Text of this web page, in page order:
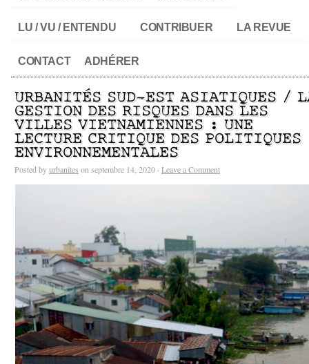
LU / VU / ENTENDU CONTRIBUER LA REVUE
CONTACT ADHÉRER
URBANITÉS SUD-EST ASIATIQUES /
GESTION DES RISQUES DANS LES
VILLES VIETNAMIENNES : UNE
LECTURE CRITIQUE DES POLITIQUES
ENVIRONNEMENTALES
Posted byurbanites on septembre 14, 2020 · Leave a Comment